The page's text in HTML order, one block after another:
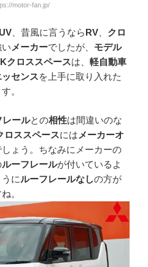
motor-fan.jp/
、昔風に言うならRV
クロ
メーカーでしたが、 モデル
クロススペースは、 軽自動車
ッセンスを上手に取り入れた
。
レールとの相性は間違いのな
ロススペースには メーカーオ
ょう。ちなみにメーカーの
ルーフレールが付いているよ
にルーフレールなしの方が
。